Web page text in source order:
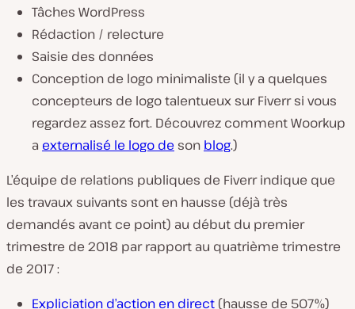
Tâches WordPress
Rédaction / relecture
Saisie des données
Conception de logo minimaliste (il y a quelques
concepteurs de logo talentueux sur Fiverr si vous
regardez assez fort. Découvrez comment Woorkup
a externalisé le logo de son blog.)
L’équipe de relations publiques de Fiverr indique que
les travaux suivants sont en hausse (déjà très
demandés avant ce point) au début du premier
trimestre de 2018 par rapport au quatrième trimestre
de 2017 :
Expliciation d’action en direct (hausse de 507%)